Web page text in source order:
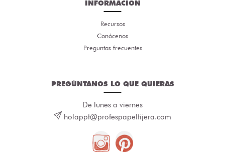
INFORMACIÓN
Recursos
Conócenos
Preguntas frecuentes
PREGÚNTANOS LO QUE QUIERAS
De lunes a viernes
holappt@profespapeltijera.com